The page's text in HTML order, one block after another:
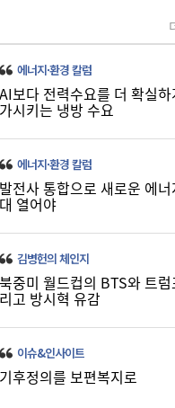
액 아껴라”…한국 등 아시아, ‘
식 바꿨다 [이슈+]
전환 시 연 390조원 편익…문
에너지·환경 칼럼
AI보다 전력수요를 더 확실하
가시키는 냉방 수요
에너지·환경 칼럼
발전사 통합으로 새로운 에너
대 열어야
김병헌의 체인지
북중미 월드컵의 BTS와 트럼
리고 방시혁 유감
이슈&인사이트
기후정의를 보편복지로